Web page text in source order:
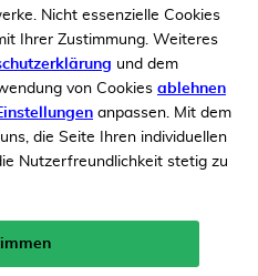
ab 49€!
Nicht essenzielle Cookies
Ihrer Zustimmung. Weiteres
und dem
von Cookies ablehnen
anpassen. Mit dem
die Seite Ihren individuellen
Nutzerfreundlichkeit stetig zu